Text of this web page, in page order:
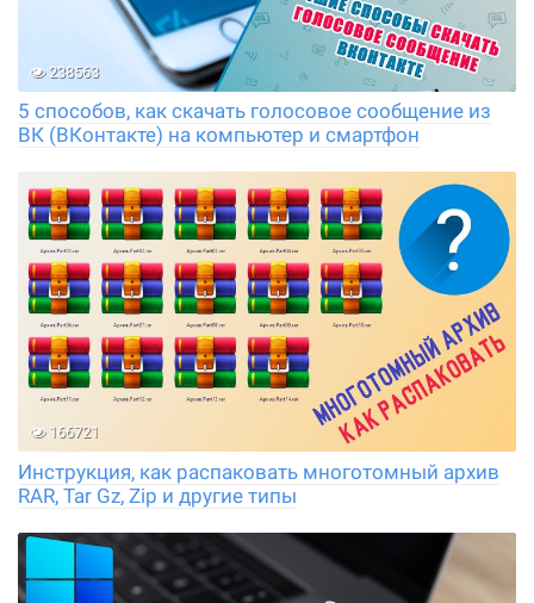
238563
5 способов, как скачать голосовое сообщение из
ВК (ВКонтакте) на компьютер и смартфон
166721
Инструкция, как распаковать многотомный архив
RAR, Tar Gz, Zip и другие типы